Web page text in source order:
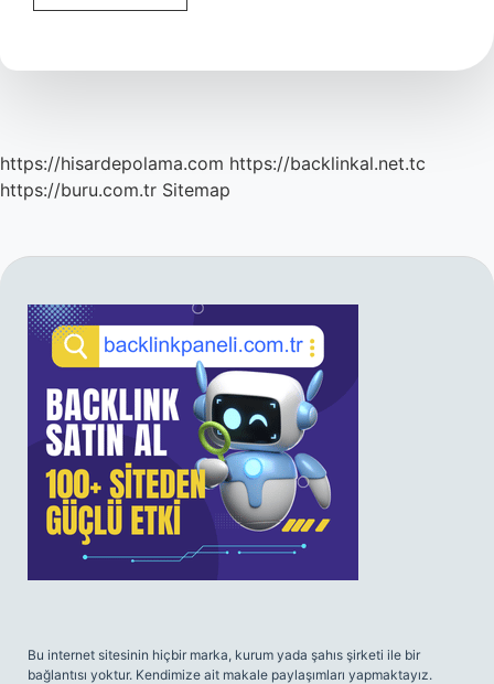
Zamkı
Sakızı
https://hisardepolama.com https://backlinkal.net.tc
https://buru.com.tr Sitemap
SIDEBAR
Bu internet sitesinin hiçbir marka, kurum yada şahıs şirketi ile bir
bağlantısı yoktur. Kendimize ait makale paylaşımları yapmaktayız.